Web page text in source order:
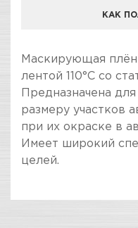
КАК
КОМПАНИЯ
ОФИЦИАЛЬНЫМ
Маскирующая
лентой 110°C со
Предназначена
размеру участков
при их окраске в
Имеет широкий
целей.